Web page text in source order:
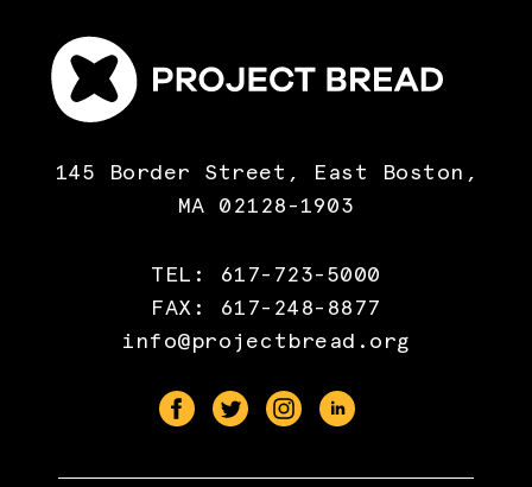
145 Border Street, East Boston,
MA 02128-1903
TEL: 617-723-5000
FAX: 617-248-8877
info@projectbread.org